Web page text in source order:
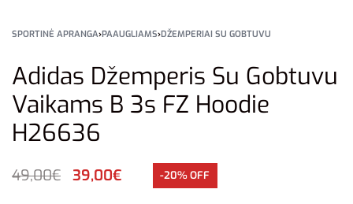
SPORTINĖ APRANGA›PAAUGLIAMS›DŽEMPERIAI SU GOBTUVU
Adidas Džemperis Su Gobtuvu
Vaikams B 3s FZ Hoodie
H26636
49,00€ 39,00€ -20% OFF